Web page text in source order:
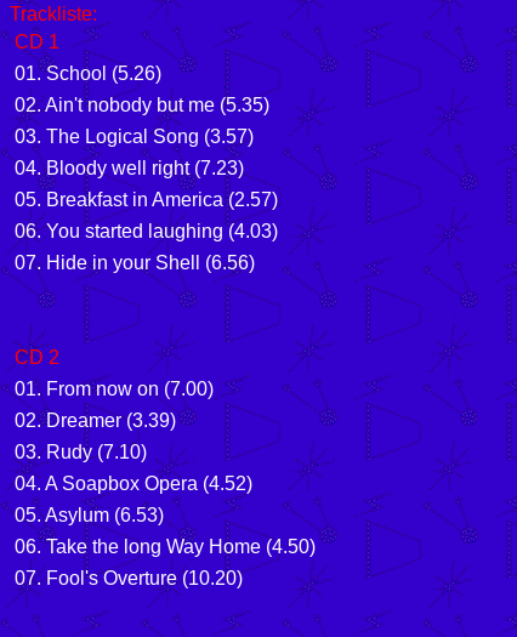
Trackliste:
CD 1
01. School (5.26)
02. Ain't nobody but me (5.35)
03. The Logical Song (3.57)
04. Bloody well right (7.23)
05. Breakfast in America (2.57)
06. You started laughing (4.03)
07. Hide in your Shell (6.56)
CD 2
01. From now on (7.00)
02. Dreamer (3.39)
03. Rudy (7.10)
04. A Soapbox Opera (4.52)
05. Asylum (6.53)
06. Take the long Way Home (4.50)
07. Fool's Overture (10.20)